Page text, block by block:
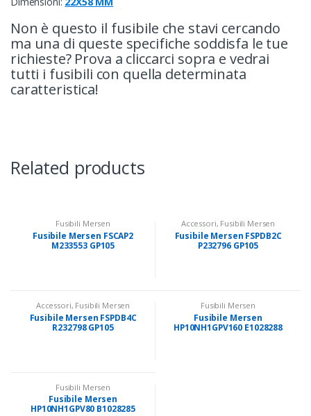
Non è questo il fusibile che stavi cercando
ma una di queste specifiche soddisfa le tue
richieste? Prova a cliccarci sopra e vedrai
tutti i fusibili con quella determinata
caratteristica!
Related products
Fusibili Mersen
Fusibile Mersen FSCAP2
M233553 GP105
Accessori, Fusibili Mersen
Fusibile Mersen FSPDB2C
P232796 GP105
Accessori, Fusibili Mersen
Fusibile Mersen FSPDB4C
R232798 GP105
Fusibili Mersen
Fusibile Mersen
HP10NH1GPV160 E1028288
Fusibili Mersen
Fusibile Mersen
HP10NH1GPV80 B1028285